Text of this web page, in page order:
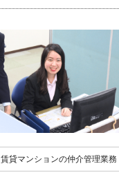
賃貸マンションの仲介管理業務